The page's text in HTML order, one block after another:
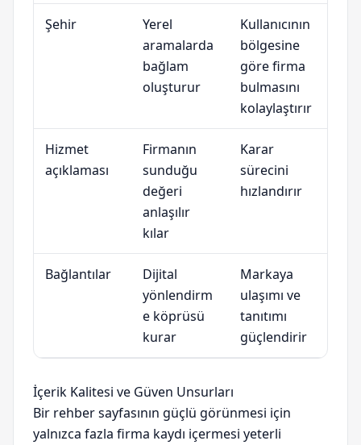
Şehir
Yerel
aramalarda
bağlam
oluşturur
Kullanıcının
bölgesine
göre firma
bulmasını
kolaylaştırır
Hizmet
açıklaması
Firmanın
sunduğu
değeri
anlaşılır
kılar
Karar
sürecini
hızlandırır
Bağlantılar
Dijital
yönlendirm
e köprüsü
kurar
Markaya
ulaşımı ve
tanıtımı
güçlendirir
İçerik Kalitesi ve Güven Unsurları
Bir rehber sayfasının güçlü görünmesi için
yalnızca fazla firma kaydı içermesi yeterli